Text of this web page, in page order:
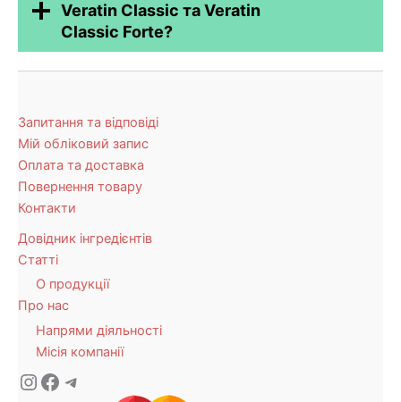
Veratin Classic та Veratin
Classic Forte?
Запитання та відповіді
Мій обліковий запис
Оплата та доставка
Повернення товару
Контакти
Довідник інгредієнтів
Статті
О продукції
Про нас
Напрями діяльності
Місія компанії
Instagram
Facebook
Telegram